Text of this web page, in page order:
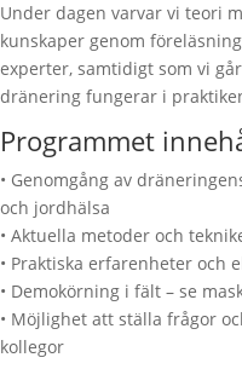
Under dagen varvar vi teori
kunskaper genom
experter, samtidigt som vi
dränering fungerar i
Programmet
• Genomgång av
och jordhälsa
• Aktuella metoder och
• Praktiska erfarenheter och
• Demokörning i fält – se
• Möjlighet att ställa frågor
kollegor